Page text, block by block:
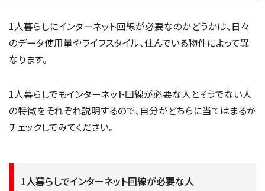
1人暮らしにインターネット回線が必要なのかどうかは、日々
のデータ使用量やライフスタイル、住んでいる物件によって異
なります。
1人暮らしでもインターネット回線が必要な人とそうでない人
の特徴をそれぞれ説明するので、自分がどちらに当てはまるか
チェックしてみてください。
1人暮らしでインターネット回線が必要な人